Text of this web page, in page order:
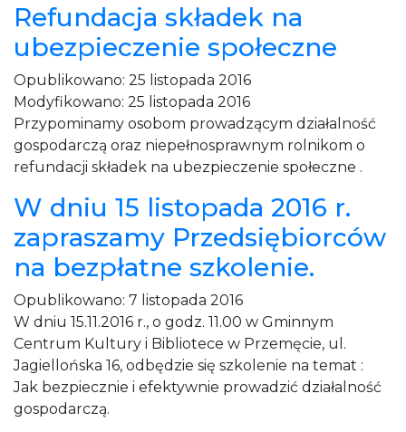
Refundacja składek na
ubezpieczenie społeczne
Opublikowano: 25 listopada 2016
Modyfikowano: 25 listopada 2016
Przypominamy osobom prowadzącym działalność
gospodarczą oraz niepełnosprawnym rolnikom o
refundacji składek na ubezpieczenie społeczne .
W dniu 15 listopada 2016 r.
zapraszamy Przedsiębiorców
na bezpłatne szkolenie.
Opublikowano: 7 listopada 2016
W dniu 15.11.2016 r., o godz. 11.00 w Gminnym
Centrum Kultury i Bibliotece w Przemęcie, ul.
Jagiellońska 16, odbędzie się szkolenie na temat :
Jak bezpiecznie i efektywnie prowadzić działalność
gospodarczą.